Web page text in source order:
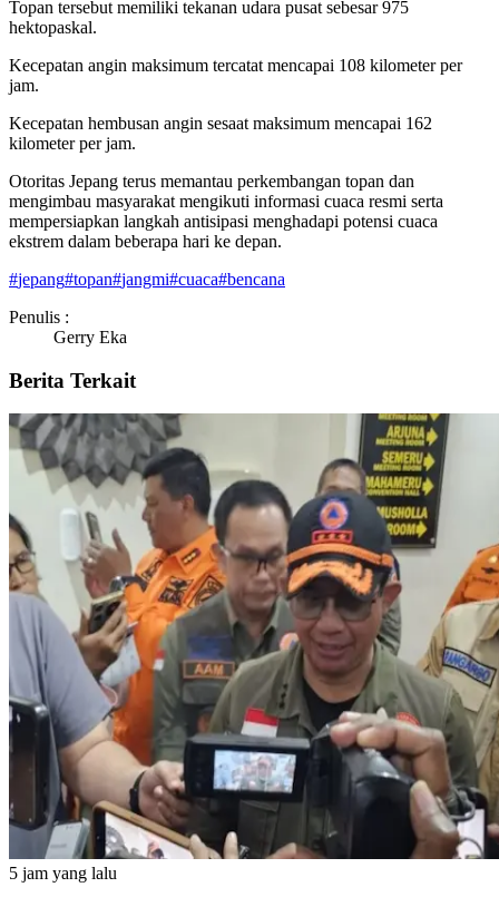
Topan tersebut memiliki tekanan udara pusat sebesar 975
hektopaskal.
Kecepatan angin maksimum tercatat mencapai 108 kilometer per
jam.
Kecepatan hembusan angin sesaat maksimum mencapai 162
kilometer per jam.
Otoritas Jepang terus memantau perkembangan topan dan
mengimbau masyarakat mengikuti informasi cuaca resmi serta
mempersiapkan langkah antisipasi menghadapi potensi cuaca
ekstrem dalam beberapa hari ke depan.
#jepang#topan#jangmi#cuaca#bencana
Penulis :
Gerry Eka
Berita Terkait
5 jam yang lalu